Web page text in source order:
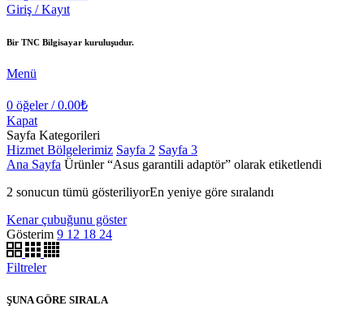
Giriş / Kayıt
Bir TNC Bilgisayar kuruluşudur.
Menü
0 öğeler / 0.00₺
Kapat
Sayfa Kategorileri
Hizmet Bölgelerimiz Sayfa 2 Sayfa 3
Ana Sayfa Ürünler “Asus garantili adaptör” olarak etiketlendi
2 sonucun tümü gösteriliyorEn yeniye göre sıralandı
Kenar çubuğunu göster
Gösterim 9 12 18 24
Filtreler
ŞUNA GÖRE SIRALA